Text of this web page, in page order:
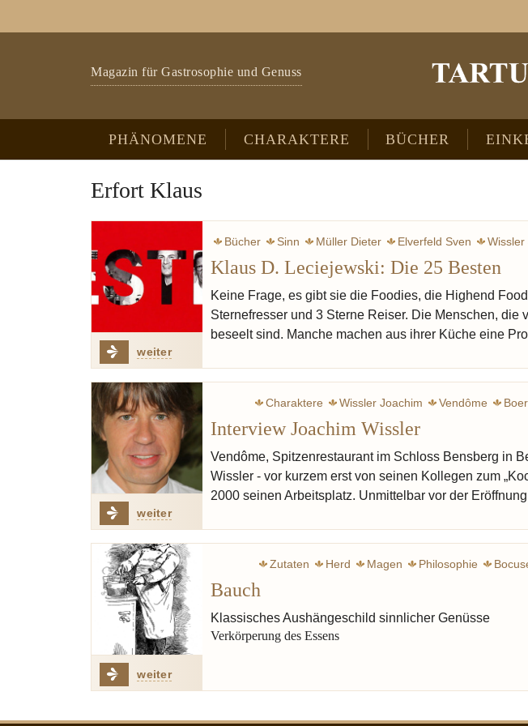
Magazin für Gastrosophie und Genuss
PHÄNOMENE CHARAKTERE BÜCHER
Erfort Klaus
weiter
Bücher Sinn Müller Dieter Elverfeld Sven Wissler
Klaus D. Leciejewski: Die 25 Besten
Keine Frage, es gibt sie die Foodies, die Highend
Sternefresser und 3 Sterne Reiser. Die Menschen, die
beseelt sind. Manche machen aus ihrer Küche eine
weiter
Charaktere Wissler Joachim Vendôme
Austern
Interview Joachim Wissler
Vendôme, Spitzenrestaurant im Schloss Bensberg in
Wissler - vor kurzem erst von seinen Kollegen zum
2000 seinen Arbeitsplatz. Unmittelbar vor der
weiter
Zutaten Herd Magen Philosophie
Müller Dieter
New Yorker
Bauch
Klassisches Aushängeschild sinnlicher Genüsse
Verkörperung des Essens